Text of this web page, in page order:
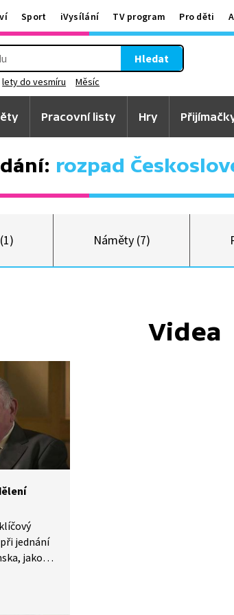
Sport iVysílání TV program Pro děti
Hledat
lety do vesmíru Měsíc
Pracovní listy Hry
rozpad
Náměty (7)
Videa
jednání
jako
již